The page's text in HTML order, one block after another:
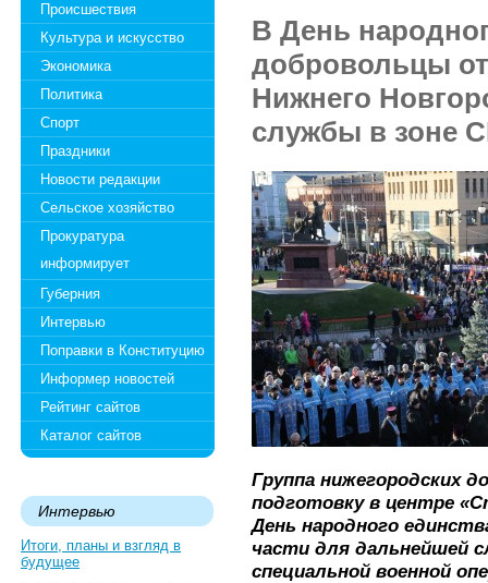
Происшествия
Культура и искусство
Экономика
Политика
Спорт
Праздники
Новости редакции
Сельское хозяйство
Прокуратура
информирует
Губерния
Интервью
Поправки в Конституцию
Информер новостей
Рейтинг сайтов
Каталог сайтов
Интервью
Итоги, планы и взгляд в
будущее
В День
добровольцы
Нижнего
службы в зоне
Группа нижегородских
подготовку в центре
День народного
части для дальнейшей
специальной военной